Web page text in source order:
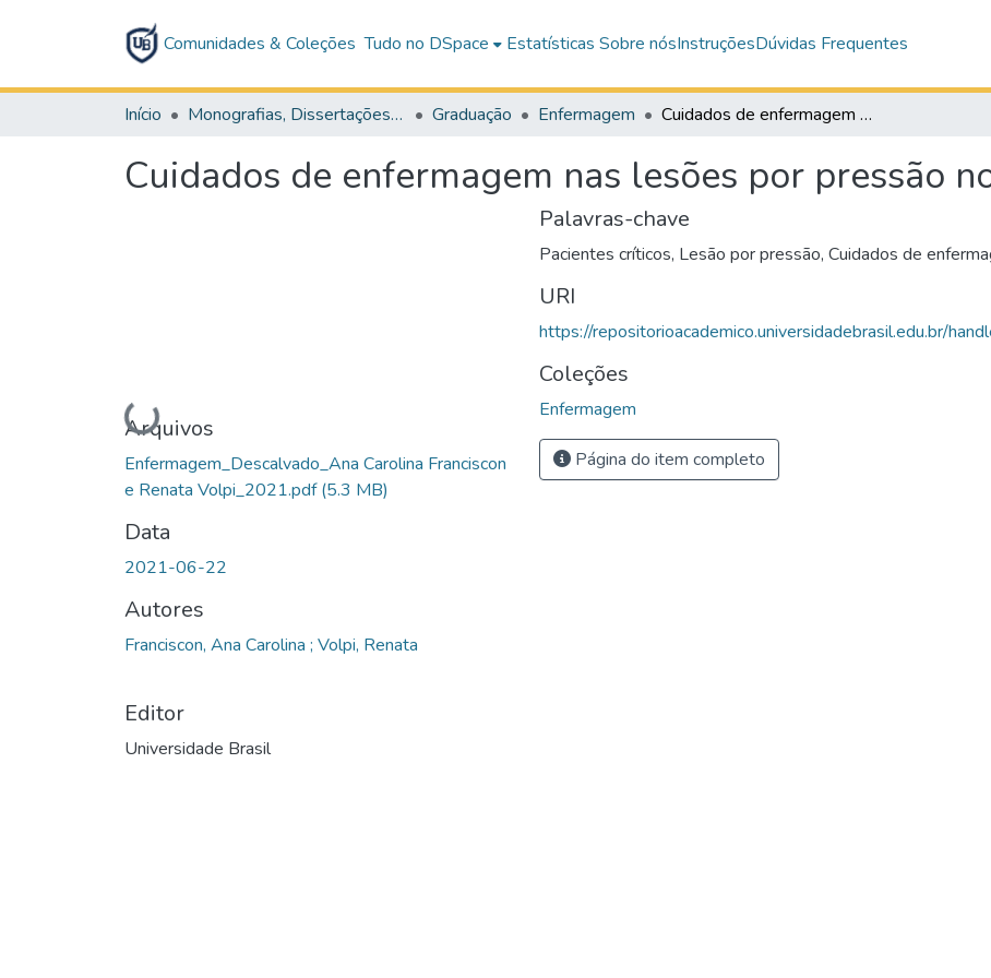
Comunidades & Coleções Tudo no DSpace Estatísticas Sobre nósInstruçõesDúvidas Frequentes
Início Monografias, Dissertações e Teses Graduação Enfermagem Cuidados de enfermagem nas lesões por pressão nos pacientes da UTI
Cuidados de enfermagem nas lesões por pressão
Carregando...
Arquivos
Enfermagem_Descalvado_Ana Carolina Franciscon
e Renata Volpi_2021.pdf(5.3 MB)
Data
2021-06-22
Autores
Franciscon, Ana Carolina ; Volpi, Renata
Editor
Universidade Brasil
Palavras-chave
Pacientes críticos, Lesão por pressão, Cuidados de
URI
https://repositorioacademico.universidadebrasil.edu.br/
Coleções
Enfermagem
Página do item completo